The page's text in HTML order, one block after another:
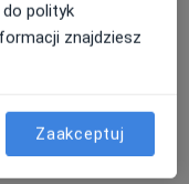
polityk
znajdziesz
Zaakceptuj